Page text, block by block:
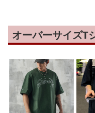
オーバーサイズT